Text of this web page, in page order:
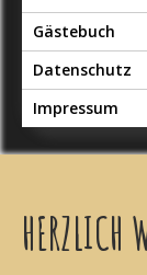
Gästebuch
Datenschutz
Impressum